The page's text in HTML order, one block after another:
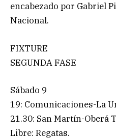
encabezado por Gabriel
Nacional.
FIXTURE
SEGUNDA FASE
Sábado 9
19: Comunicaciones-La
21.30: San Martín-Oberá
Libre: Regatas.